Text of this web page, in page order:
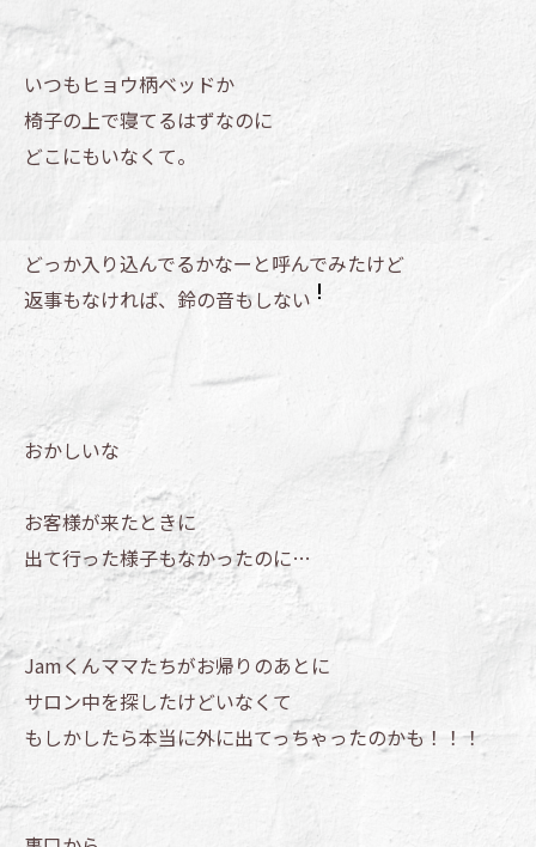
いつもヒョウ柄ベッドか
椅子の上で寝てるはずなのに
どこにもいなくて。
どっか入り込んでるかなーと呼んでみたけど
返事もなければ、鈴の音もしない
おかしいな
お客様が来たときに
出て行った様子もなかったのに…
Jamくんママたちがお帰りのあとに
サロン中を探したけどいなくて
もしかしたら本当に外に出てっちゃったのかも！！！